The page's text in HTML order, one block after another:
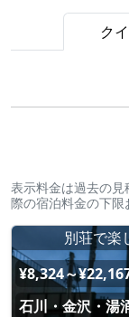
ク
表示料金は過去の
際の宿泊料金の下限
別荘で楽
¥8,324～
石川・金沢・湯